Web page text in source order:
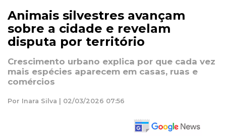
Animais silvestres avançam
sobre a cidade e revelam
disputa por território
Crescimento urbano explica por que cada vez
mais espécies aparecem em casas, ruas e
comércios
Por Inara Silva | 02/03/2026 07:56